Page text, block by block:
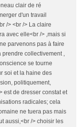
clair de ré
d'un travail
/> <br /> La claire
avec elle<br /> ,mais si
parvenons pas à faire
collectivement ,
se tourne
soi et la haine des
politiquement,
est de dresser constat et
radicales; cela
ne tuera pas mais
aussi,<br /> choisir les